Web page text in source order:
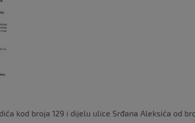
kod broja 129 i dijelu ulice Srđana Aleksića od